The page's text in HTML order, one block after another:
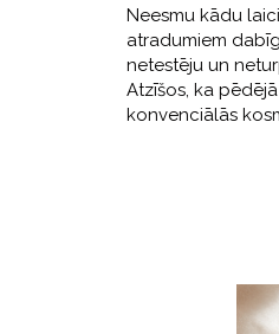
Neesmu kādu
atradumiem
netestēju un
Atzīšos, ka
konvenciālās